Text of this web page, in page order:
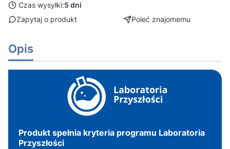
Czas wysyłki:5 dni
Zapytaj o produkt
Poleć znajomemu
Opis
Produkt spełnia kryteria programu Laboratoria
Przyszłości